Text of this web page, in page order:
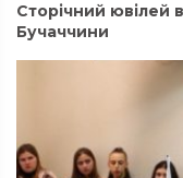
Сторічний ювілей
Бучаччини